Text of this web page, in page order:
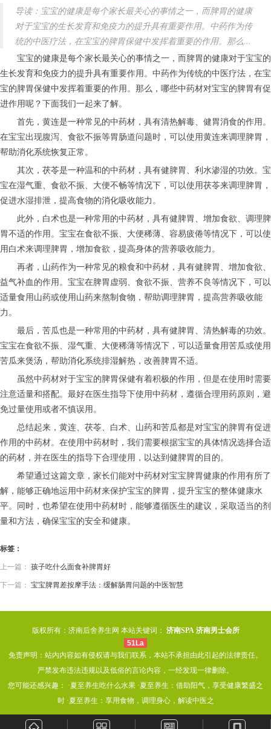
导读：宝宝的健康是每个家长最关心的事情之一，而脾胃的健康
对于宝宝的生长发育和免疫力的提升具有重要作用。中药作为传
统的中医疗法，在宝宝的脾胃保健中发挥着重要的作用。那么...
宝宝的健康是每个家长最关心的事情之一，而脾胃的健康对于宝宝的
生长发育和免疫力的提升具有重要作用。中药作为传统的中医疗法，在宝
宝的脾胃保健中发挥着重要的作用。那么，哪些中药材对宝宝的脾胃有促
进作用呢？下面我们一起来了解。
首先，黄连是一种常见的中药材，具有清热解毒、健胃消食的作用。
在宝宝出现腹泻、食欲不振等胃肠道问题时，可以使用黄连来调理脾胃，
帮助消化系统恢复正常。
其次，茯苓是一种温和的中药材，具有健脾胃、利水渗湿的功效。宝
宝在湿气重、食欲不振、大便不畅等情况下，可以使用茯苓来调理脾胃，
促进水湿排泄，提高食物的消化吸收能力。
此外，白术也是一种常用的中药材，具有健脾胃、增加食欲、调理脾
胃不适的作用。宝宝在食欲不振、大便稀薄、容易疲倦等情况下，可以使
用白术来调理脾胃，增加食欲，提高身体的营养吸收能力。
再者，山药作为一种常见的粮食和中药材，具有健脾胃、增加食欲、
益气补血的作用。宝宝在脾胃虚弱、食欲不振、营养不良等情况下，可以
适量食用山药或使用山药来熬制食物，帮助调理脾胃，提高营养吸收能
力。
最后，苦瓜也是一种常用的中药材，具有健脾胃、清热解毒的功效。
宝宝在食欲不振、湿气重、大便稀薄等情况下，可以适量食用苦瓜或使用
苦瓜来煲汤，帮助消化系统排湿解热，改善脾胃不适。
虽然中药材对于宝宝的脾胃保健有着积极的作用，但是在使用时需要
注意适量和搭配。最好在医生指导下使用中药材，遵循合理用药原则，避
免过量使用或者不慎误用。
总结起来，黄连、茯苓、白术、山药和苦瓜都是对宝宝的脾胃有促进
作用的中药材。在使用中药材时，我们需要根据宝宝的具体情况选择合适
的药材，并在医生的指导下合理使用，以达到健脾胃的目的。
希望通过这篇文章，家长们能对中药材对宝宝脾胃健康的作用有所了
解，能够正确地运用中药材来保护宝宝的脾胃，提升宝宝的整体健康水
平。同时，也希望在使用中药材时，能够遵循医生的建议，采取适当的剂
量和方法，确保宝宝的安全和健康。
标签：
上一篇： 孩子吃什么面食补脾胃好
下一篇： 宝宝脾胃差按摩手法：缓解肠胃问题的中医智慧
版权所有：济南后舍养生网 本站关键词： 济南SPA 济南男士会所
51La
免责声明：站内内容如有侵权请与我们联系，本站不承担由此引起的法律责任。
严禁发布违法违规以及低俗的言论内容，一经发现一律删除。
您可能还感兴趣： ·夏至养生吃什么水果 ·夏至养生：借助阳气，享受健康繁盛之
时·夏至养生：享用食物，调理身心，解读中医之